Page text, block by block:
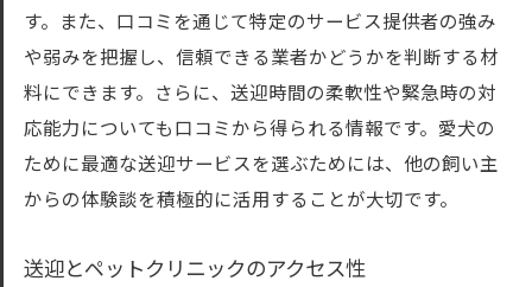
す。また、口コミを通じて特定のサービス提供者の強み
や弱みを把握し、信頼できる業者かどうかを判断する材
料にできます。さらに、送迎時間の柔軟性や緊急時の対
応能力についても口コミから得られる情報です。愛犬の
ために最適な送迎サービスを選ぶためには、他の飼い主
からの体験談を積極的に活用することが大切です。
送迎とペットクリニックのアクセス性